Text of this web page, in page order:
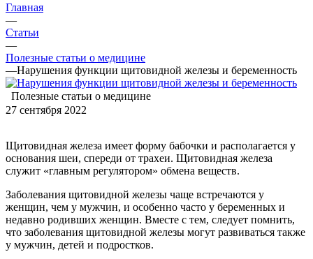
Главная
—
Статьи
—
Полезные статьи о медицине
—Нарушения функции щитовидной железы и беременность
Полезные статьи о медицине
27 сентября 2022
Щитовидная железа имеет форму бабочки и располагается у
основания шеи, спереди от трахеи. Щитовидная железа
служит «главным регулятором» обмена веществ.
Заболевания щитовидной железы чаще встречаются у
женщин, чем у мужчин, и особенно часто у беременных и
недавно родивших женщин. Вместе с тем, следует помнить,
что заболевания щитовидной железы могут развиваться также
у мужчин, детей и подростков.